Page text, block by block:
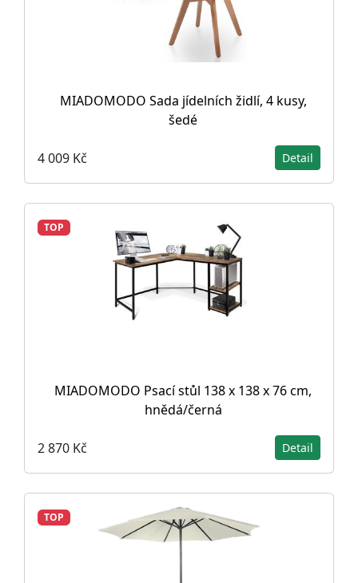
MIADOMODO Sada jídelních židlí, 4 kusy,
šedé
4 009 Kč Detail
TOP
MIADOMODO Psací stůl 138 x 138 x 76 cm,
hnědá/černá
2 870 Kč Detail
TOP